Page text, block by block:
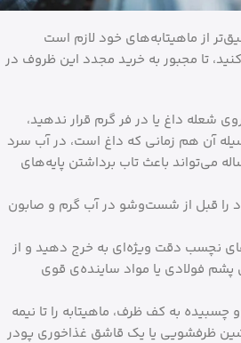
از ماهیتابه‌های خود لازم است
تا مجبور به خرید مجدد این ظروف در
شعله داغ یا در فر گرم قرار ندهید،
آن هم زمانی که داغ است، در آب سرد
می‌تواند باعث تاب برداشتن پایه‌های
قبل از شست‌وشو در آب گرم و صابون
نچسب دقت ویژه‌ای به خرج دهید و از
پشم فولادی یا مواد ساینده‌ی قوی
به کف ظرف، ماهیتابه را تا نیمه
ظرفشویی یا یک قاشق غذاخوری پودر